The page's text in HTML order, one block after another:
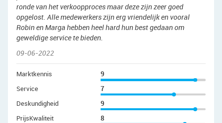
ronde van het verkoopproces maar deze zijn zeer goed
opgelost. Alle medewerkers zijn erg vriendelijk en vooral
Robin en Marga hebben heel hard hun best gedaan om
geweldige service te bieden.
09-06-2022
Marktkennis
9
Service
7
Deskundigheid
9
PrijsKwaliteit
8